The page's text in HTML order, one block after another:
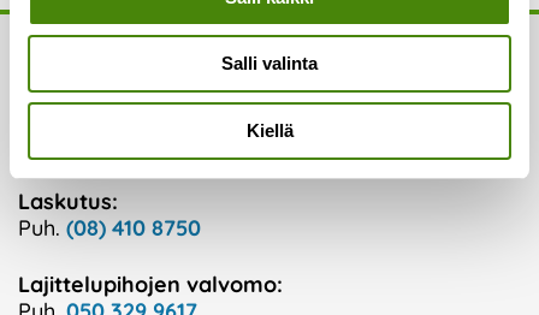
Salli valinta
Kiellä
Laskutus:
Puh. (08) 410 8750
Lajittelupihojen valvomo: